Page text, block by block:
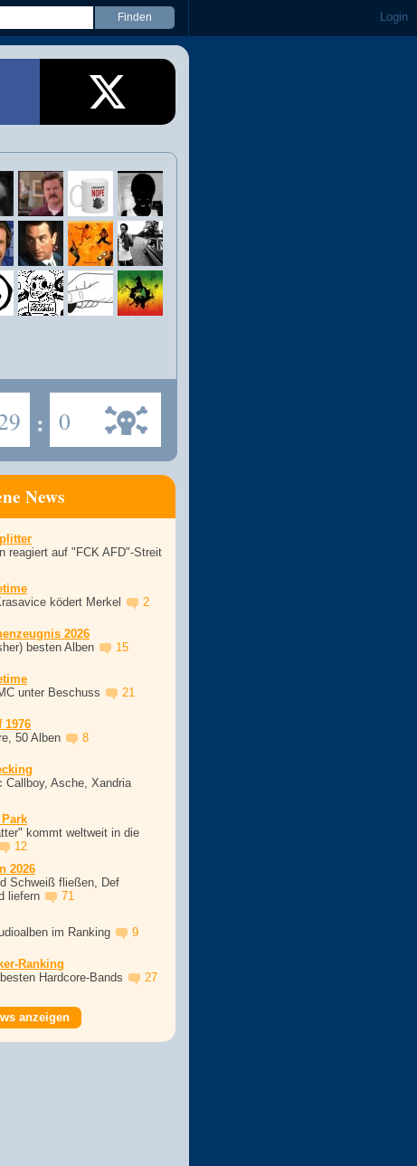
Login
: 0
News
reagiert auf "FCK AFD"-Streit
ködert Merkel
2
2026
besten Alben
15
unter Beschuss
21
1976
50 Alben
8
Callboy, Asche, Xandria
kommt weltweit in die
12
2026
Schweiß fließen, Def
liefern
71
im Ranking
9
Ranking
Hardcore-Bands
27
anzeigen